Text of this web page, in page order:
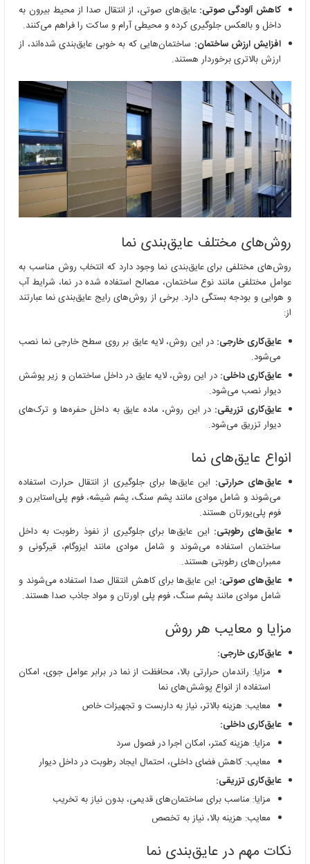
کاهش آلودگی صوتی: عایق‌های صوتی، از انتقال صدا از محیط بیرون به
داخل و بالعکس جلوگیری کرده و محیطی آرام و ساکت را فراهم می‌کنند.
افزایش ارزش ساختمان: ساختمان‌هایی که به خوبی عایق‌بندی شده‌اند، از
ارزش بالاتری برخوردار هستند.
روش‌های مختلف عایق‌بندی نما
روش‌های مختلفی برای عایق‌بندی نما وجود دارد که انتخاب روش مناسب به
عوامل مختلفی مانند نوع ساختمان، مصالح استفاده شده در نما، شرایط آب
و هوایی و بودجه بستگی دارد. برخی از روش‌های رایج عایق‌بندی نما عبارتند
از:
عایق‌کاری خارجی: در این روش، لایه عایق بر روی سطح خارجی نما نصب
می‌شود.
عایق‌کاری داخلی: در این روش، لایه عایق در داخل ساختمان و زیر پوشش
دیوار نصب می‌شود.
عایق‌کاری تزریقی: در این روش، ماده عایق به داخل حفره‌ها و ترک‌های
دیوار تزریق می‌شود.
انواع عایق‌های نما
عایق‌های حرارتی: این عایق‌ها برای جلوگیری از انتقال حرارت استفاده
می‌شوند و شامل موادی مانند پشم سنگ، پشم شیشه، فوم پلی‌استایرن و
فوم پلی‌یورتان هستند.
عایق‌های رطوبتی: این عایق‌ها برای جلوگیری از نفوذ رطوبت به داخل
ساختمان استفاده می‌شوند و شامل موادی مانند ایزوگام، قیرگونی و
ممبران‌های رطوبتی هستند.
عایق‌های صوتی: این عایق‌ها برای کاهش انتقال صدا استفاده می‌شوند و
شامل موادی مانند پشم سنگ، فوم پلی اورتان و مواد جاذب صدا هستند.
مزایا و معایب هر روش
عایق‌کاری خارجی:
مزایا: راندمان حرارتی بالا، محافظت از نما در برابر عوامل جوی، امکان
استفاده از انواع پوشش‌های نما
معایب: هزینه بالاتر، نیاز به داربست و تجهیزات خاص
عایق‌کاری داخلی:
مزایا: هزینه کمتر، امکان اجرا در فصول سرد
معایب: کاهش فضای داخلی، احتمال ایجاد رطوبت در داخل دیوار
عایق‌کاری تزریقی:
مزایا: مناسب برای ساختمان‌های قدیمی، بدون نیاز به تخریب
معایب: هزینه بالا، نیاز به تخصص
نکات مهم در عایق‌بندی نما